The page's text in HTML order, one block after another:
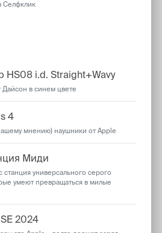
Селфклик
HS08 i.d. Straight+Wavy
Дайсон в синем цвете
4
мнению) наушники от Apple
Миди
универсального серого
умеют превращаться в милые
2024